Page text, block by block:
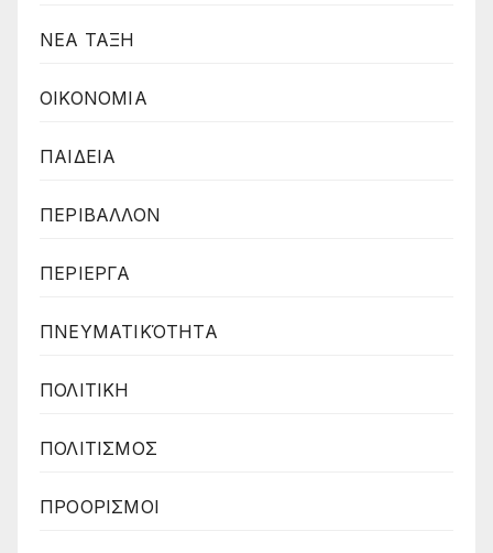
ΝΕΑ ΤΑΞΗ
ΟΙΚΟΝΟΜΙΑ
ΠΑΙΔΕΙΑ
ΠΕΡΙΒΑΛΛΟΝ
ΠΕΡΙΕΡΓΑ
ΠΝΕΥΜΑΤΙΚΌΤΗΤΑ
ΠΟΛΙΤΙΚΗ
ΠΟΛΙΤΙΣΜΟΣ
ΠΡΟΟΡΙΣΜΟΙ